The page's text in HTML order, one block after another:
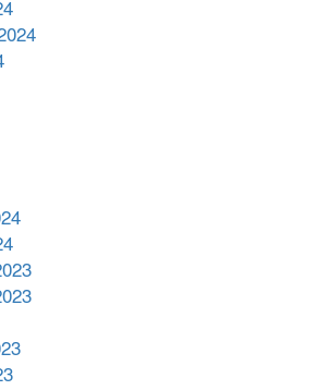
সহায়তা দিলেন সাচিং প্রু জেরী